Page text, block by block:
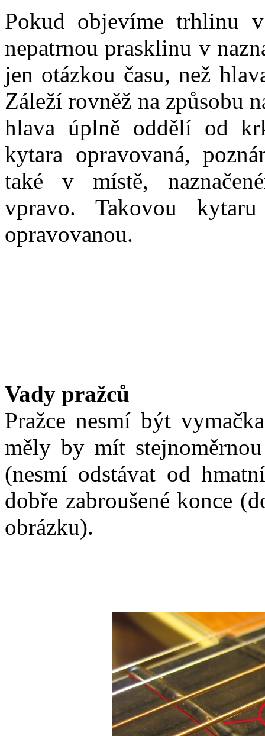
Pokud objevíme trhlinu
nepatrnou prasklinu v
jen otázkou času, než
Záleží rovněž na způsobu
hlava úplně oddělí od
kytara opravovaná,
také v místě,
vpravo. Takovou
opravovanou.
Vady pražců
Pražce nesmí být
měly by mít
(nesmí odstávat od
dobře zabroušené konce
obrázku).